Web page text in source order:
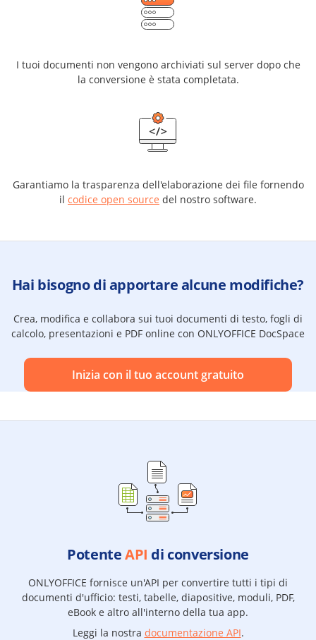
I tuoi documenti non vengono archiviati sul server dopo che
la conversione è stata completata.
Garantiamo la trasparenza dell'elaborazione dei file fornendo
il codice open source del nostro software.
Hai bisogno di apportare alcune modifiche?
Crea, modifica e collabora sui tuoi documenti di testo, fogli di
calcolo, presentazioni e PDF online con ONLYOFFICE DocSpace
Inizia con il tuo account gratuito
PotenteAPI di conversione
ONLYOFFICE fornisce un'API per convertire tutti i tipi di
documenti d'ufficio: testi, tabelle, diapositive, moduli, PDF,
eBook e altro all'interno della tua app.
Leggi la nostra documentazione API.